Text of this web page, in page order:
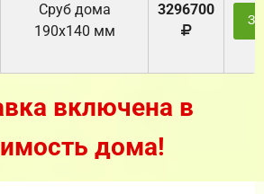
Cруб дома
190х140 мм
3296700
включена в
дома!